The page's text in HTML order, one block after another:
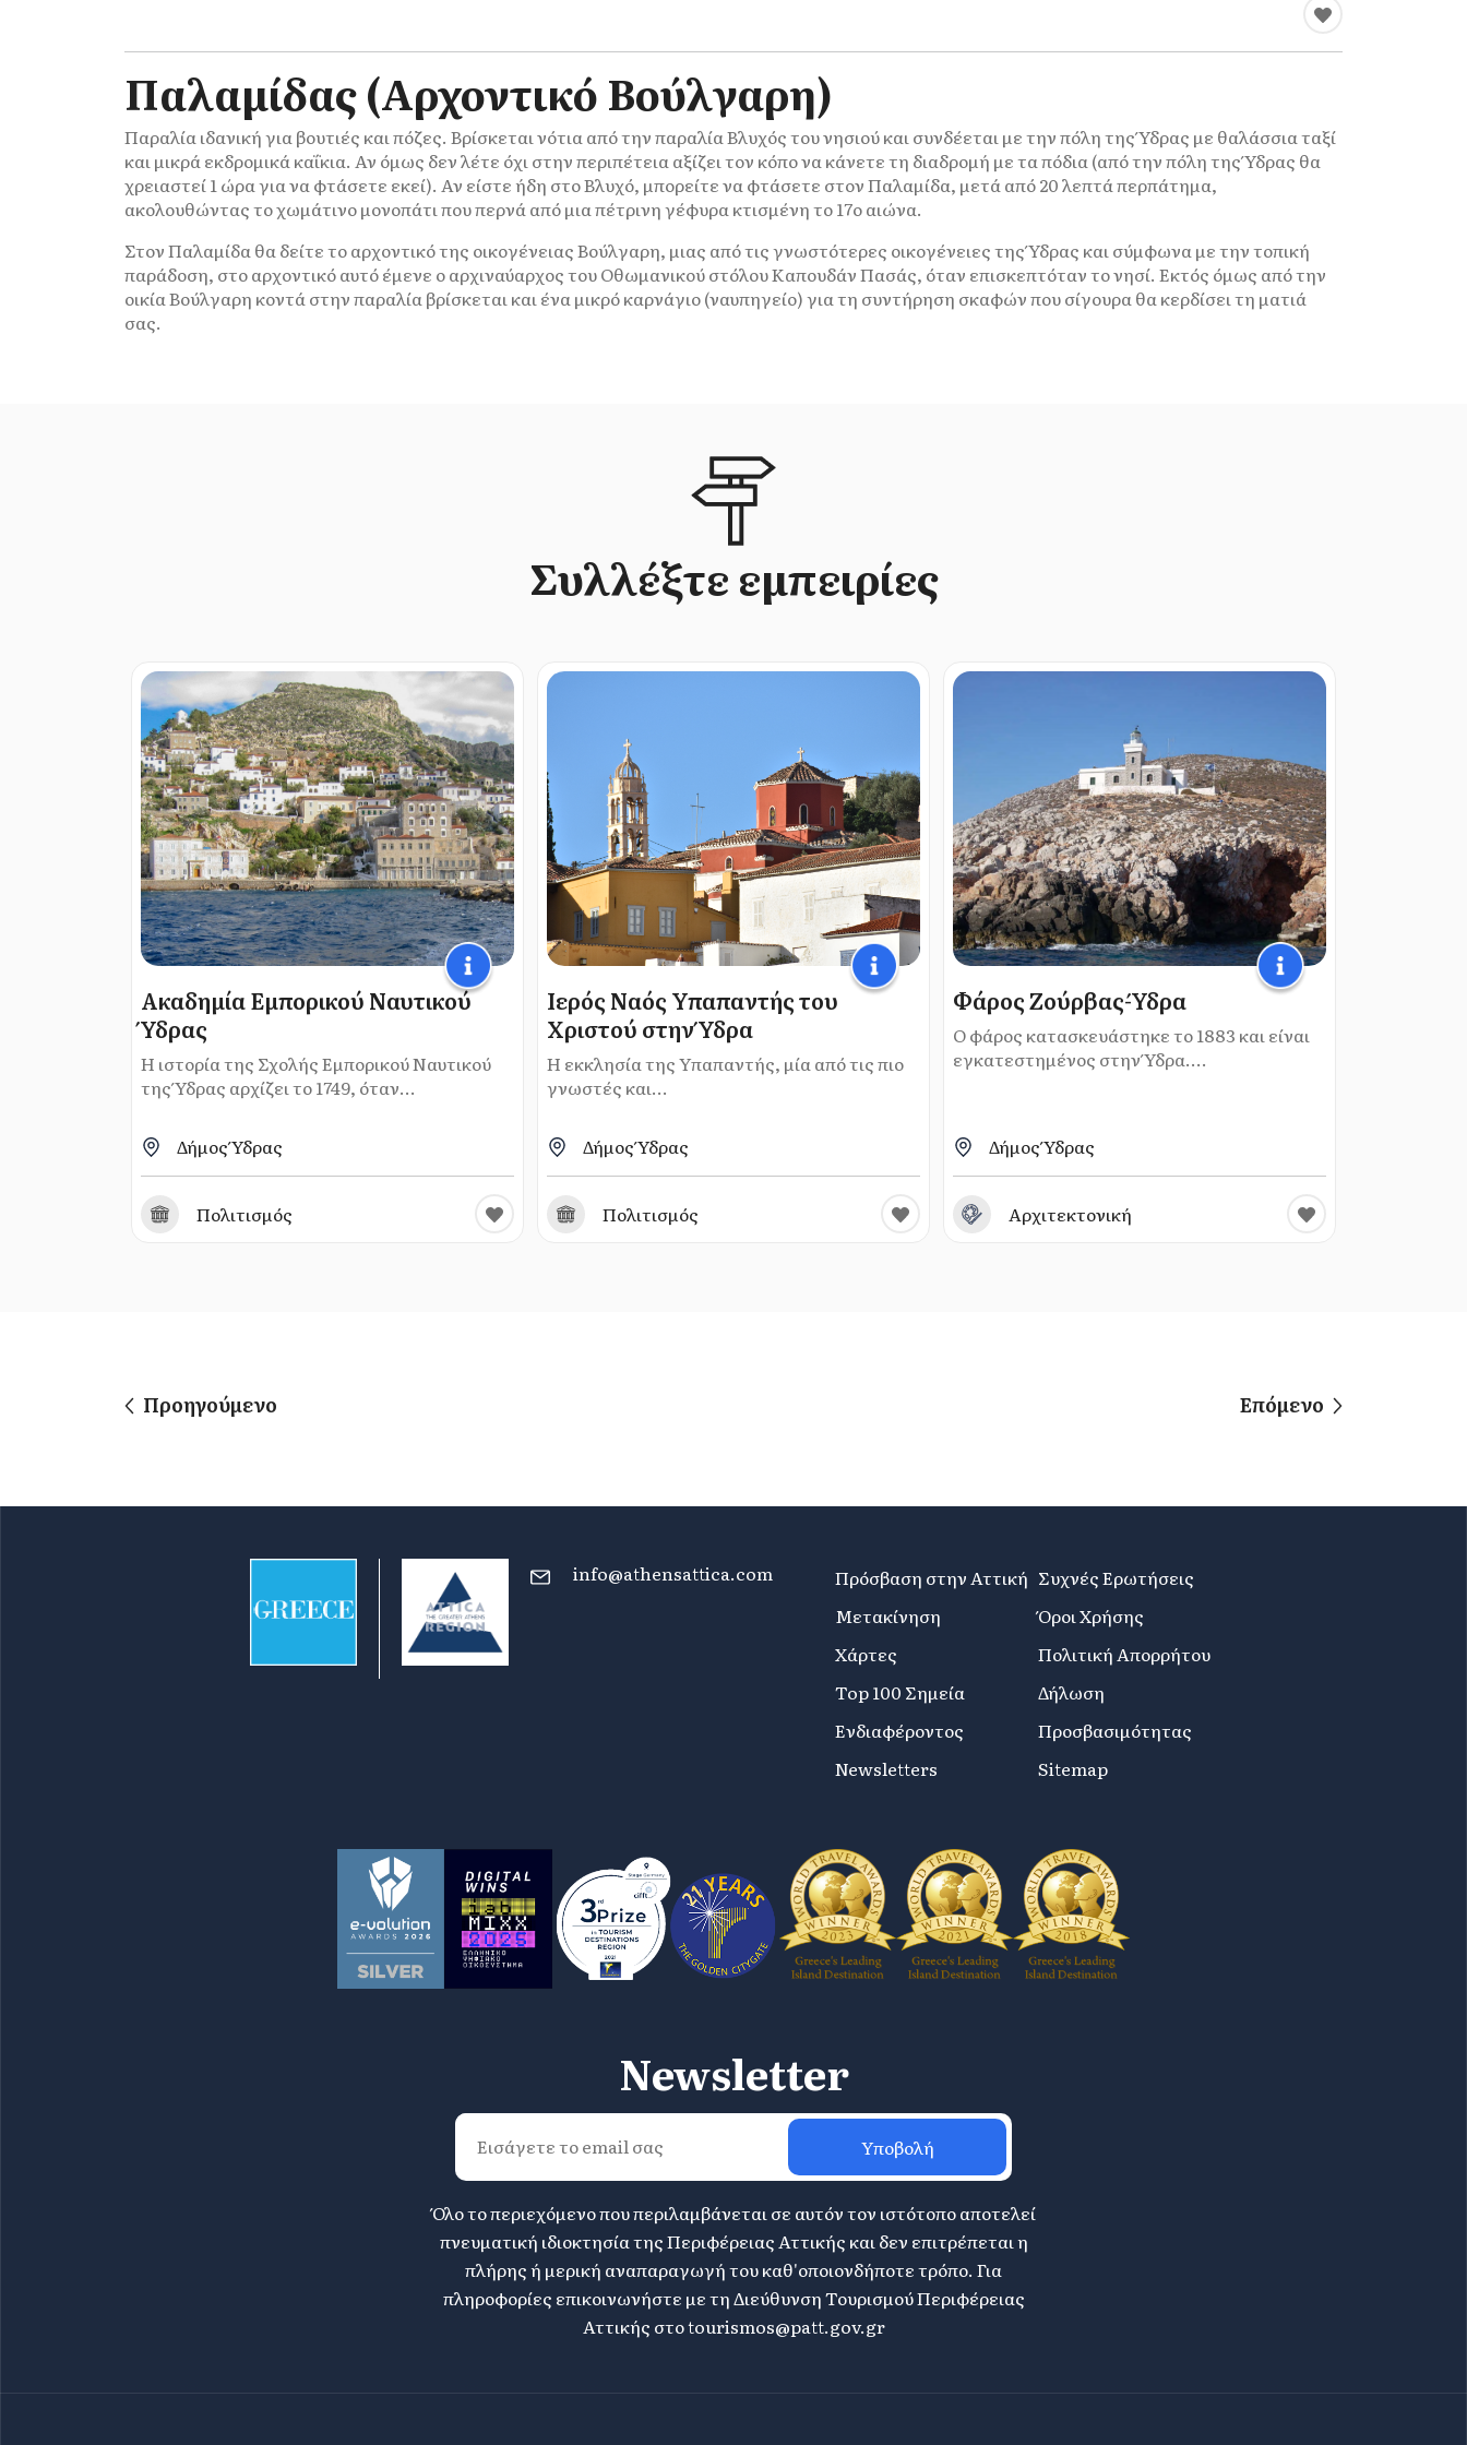
Παλαμίδας (Αρχοντικό Βούλγαρη)
Παραλία ιδανική για βουτιές και πόζες. Βρίσκεται νότια από την παραλία Βλυχός του νησιού και συνδέεται με την πόλη της Ύδρας με θαλάσσια ταξί
και μικρά εκδρομικά καΐκια. Αν όμως δεν λέτε όχι στην περιπέτεια αξίζει τον κόπο να κάνετε τη διαδρομή με τα πόδια (από την πόλη της Ύδρας θα
χρειαστεί 1 ώρα για να φτάσετε εκεί). Αν είστε ήδη στο Βλυχό, μπορείτε να φτάσετε στον Παλαμίδα, μετά από 20 λεπτά περπάτημα,
ακολουθώντας το χωμάτινο μονοπάτι που περνά από μια πέτρινη γέφυρα κτισμένη το 17ο αιώνα.
Στον Παλαμίδα θα δείτε το αρχοντικό της οικογένειας Βούλγαρη, μιας από τις γνωστότερες οικογένειες της Ύδρας και σύμφωνα με την τοπική
παράδοση, στο αρχοντικό αυτό έμενε ο αρχιναύαρχος του Οθωμανικού στόλου Καπουδάν Πασάς, όταν επισκεπτόταν το νησί. Εκτός όμως από την
οικία Βούλγαρη κοντά στην παραλία βρίσκεται και ένα μικρό καρνάγιο (ναυπηγείο) για τη συντήρηση σκαφών που σίγουρα θα κερδίσει τη ματιά
σας.
Συλλέξτε εμπειρίες
Ακαδημία Εμπορικού Ναυτικού
Ύδρας
Η ιστορία της Σχολής Εμπορικού Ναυτικού
της Ύδρας αρχίζει το 1749, όταν...
Δήμος Ύδρας
Πολιτισμός
Ιερός Ναός Υπαπαντής του
Χριστού στην Ύδρα
Η εκκλησία της Υπαπαντής, μία από τις πιο
γνωστές και...
Δήμος Ύδρας
Πολιτισμός
Φάρος Ζούρβας-Ύδρα
Ο φάρος κατασκευάστηκε το 1883 και είναι
εγκατεστημένος στην Ύδρα....
Δήμος Ύδρας
Αρχιτεκτονική
Προηγούμενο Επόμενο
info@athensattica.com
Πρόσβαση στην Αττική
Μετακίνηση
Χάρτες
Top 100 Σημεία
Ενδιαφέροντος
Newsletters
Συχνές Ερωτήσεις
Όροι Χρήσης
Πολιτική Απορρήτου
Δήλωση
Προσβασιμότητας
Sitemap
Newsletter
Υποβολή
Όλο το περιεχόμενο που περιλαμβάνεται σε αυτόν τον ιστότοπο αποτελεί
πνευματική ιδιοκτησία της Περιφέρειας Αττικής και δεν επιτρέπεται η
πλήρης ή μερική αναπαραγωγή του καθ'οποιονδήποτε τρόπο. Για
πληροφορίες επικοινωνήστε με τη Διεύθυνση Τουρισμού Περιφέρειας
Αττικής στοtourismos@patt.gov.gr